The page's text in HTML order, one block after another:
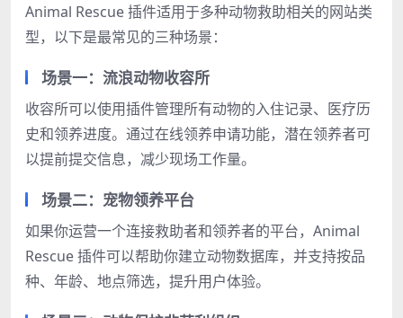
Animal Rescue 插件适用于多种动物救助相关的网站类
型，以下是最常见的三种场景：
场景一：流浪动物收容所
收容所可以使用插件管理所有动物的入住记录、医疗历
史和领养进度。通过在线领养申请功能，潜在领养者可
以提前提交信息，减少现场工作量。
场景二：宠物领养平台
如果你运营一个连接救助者和领养者的平台，Animal
Rescue 插件可以帮助你建立动物数据库，并支持按品
种、年龄、地点筛选，提升用户体验。